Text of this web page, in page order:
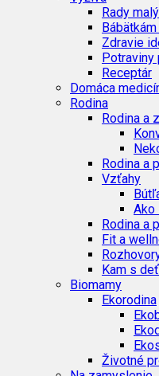
Rady
Zdravie
Potraviny
Receptár
Domáca
Rodina
Rodina a
Rodina a
Vzťahy
Ako
Rodina a
Fit a
Kam s
Biomamy
Ekorodina
Životné